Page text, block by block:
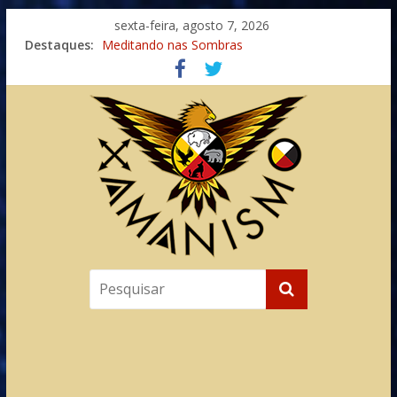
sexta-feira, agosto 7, 2026
Destaques:
Imaginação na Cura
Meditando nas Sombras
Autosuficiência: A Jornada do Espírito Ancestral
Xamanismo Universal
Totens – Caminho Espiritual – Crescimento